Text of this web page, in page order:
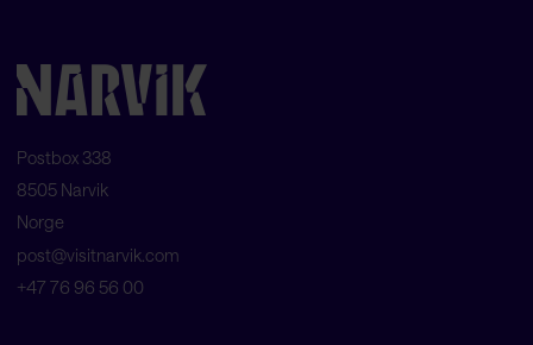
Postbox 338
8505 Narvik
Norge
post@visitnarvik.com
+47 76 96 56 00